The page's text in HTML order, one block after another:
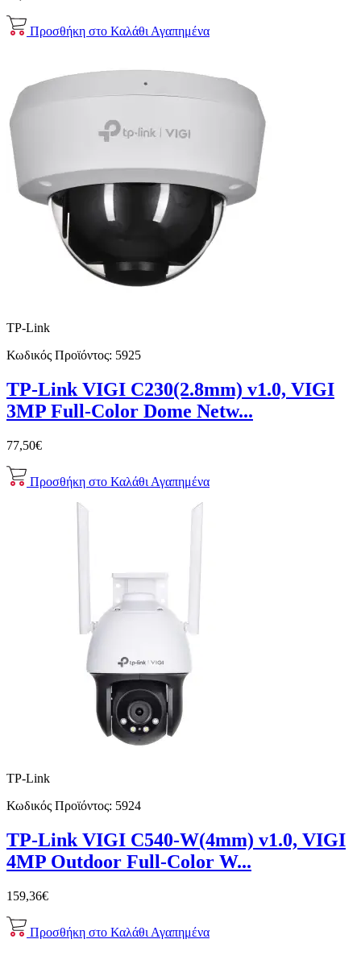
Προσθήκη στο Καλάθι Αγαπημένα
TP-Link
Κωδικός Προϊόντος: 5925
TP-Link VIGI C230(2.8mm) v1.0, VIGI
3MP Full-Color Dome Netw...
77,50€
Προσθήκη στο Καλάθι Αγαπημένα
TP-Link
Κωδικός Προϊόντος: 5924
TP-Link VIGI C540-W(4mm) v1.0, VIGI
4MP Outdoor Full-Color W...
159,36€
Προσθήκη στο Καλάθι Αγαπημένα